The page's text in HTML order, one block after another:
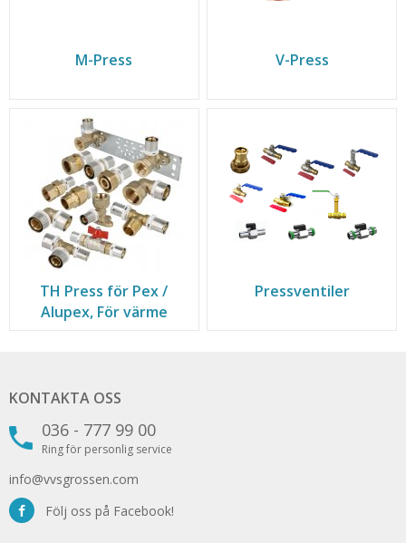
M-Press V-Press
TH Press för Pex /
Alupex, För värme
Pressventiler
KONTAKTA OSS
036 - 777 99 00
Ring för personlig service
info@vvsgrossen.com
Följ oss på Facebook!